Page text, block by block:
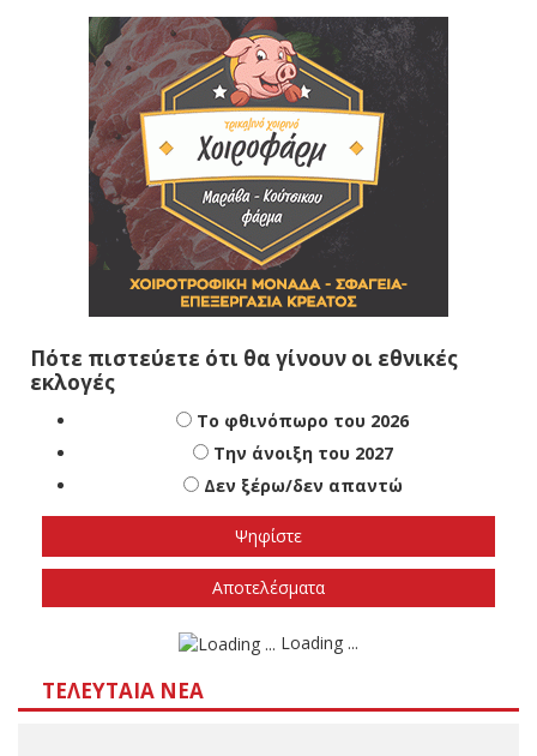
Πότε πιστεύετε ότι θα γίνουν οι εθνικές
εκλογές
Το φθινόπωρο του 2026
Την άνοιξη του 2027
Δεν ξέρω/δεν απαντώ